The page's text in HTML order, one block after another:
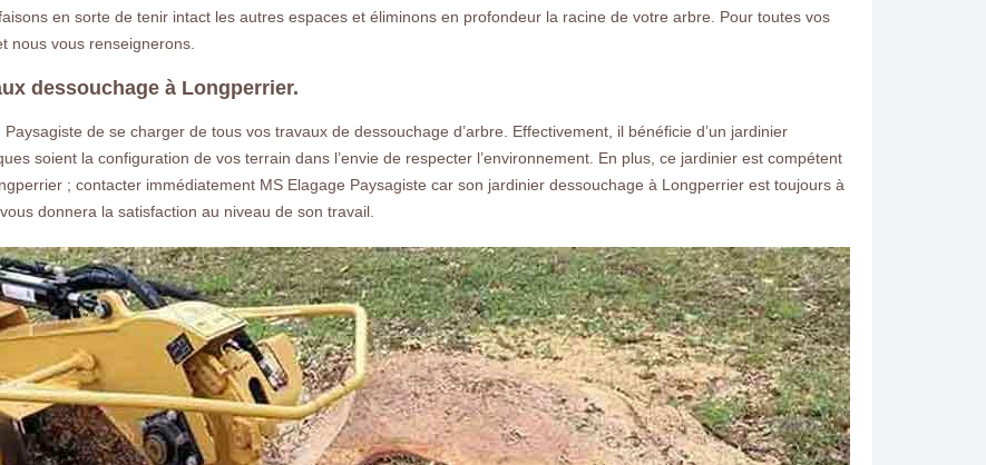
en sorte de tenir intact les autres espaces et éliminons en profondeur la racine de votre arbre. Pour toutes vos
nous vous renseignerons.
dessouchage à Longperrier.
de se charger de tous vos travaux de dessouchage d’arbre. Effectivement, il bénéficie d’un jardinier
soient la configuration de vos terrain dans l’envie de respecter l’environnement. En plus, ce jardinier est compétent
; contacter immédiatement MS Elagage Paysagiste car son jardinier dessouchage à Longperrier est toujours à
donnera la satisfaction au niveau de son travail.